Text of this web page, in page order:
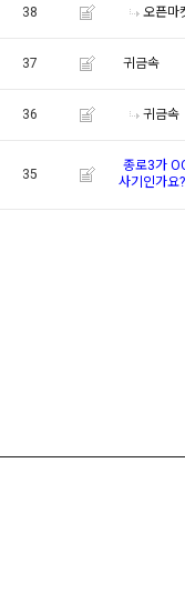
38 오픈마
37 귀금속
36 귀금속
35
종로3가
사기인가요?